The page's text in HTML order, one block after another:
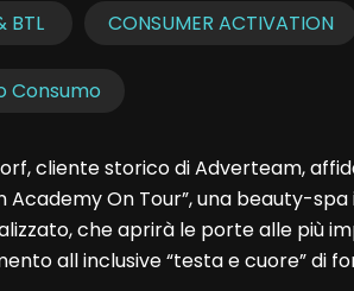
BTL CONSUMER ACTIVATION
Consumo
cliente storico di Adverteam,
Academy On Tour”, una beauty-
che aprirà le porte alle più
all inclusive “testa e cuore” di